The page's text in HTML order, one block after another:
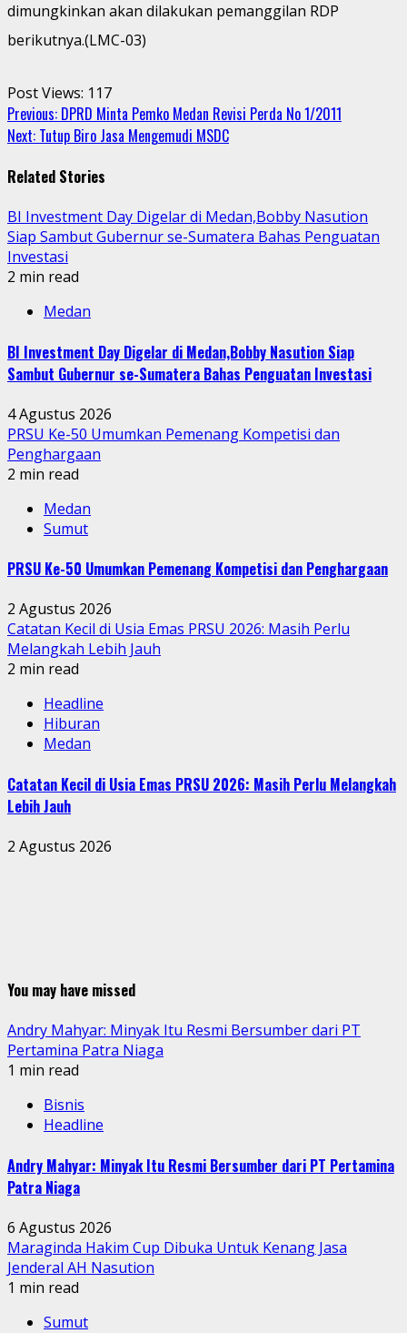
dimungkinkan akan dilakukan pemanggilan RDP
berikutnya.(LMC-03)
Post Views: 117
Continue
Reading
Previous: DPRD Minta Pemko Medan Revisi Perda No 1/2011
Next: Tutup Biro Jasa Mengemudi MSDC
Related Stories
BI Investment Day Digelar di Medan,Bobby Nasution
Siap Sambut Gubernur se-Sumatera Bahas Penguatan
Investasi
2 min read
Medan
BI Investment Day Digelar di Medan,Bobby Nasution Siap
Sambut Gubernur se-Sumatera Bahas Penguatan Investasi
4 Agustus 2026
PRSU Ke-50 Umumkan Pemenang Kompetisi dan
Penghargaan
2 min read
Medan
Sumut
PRSU Ke-50 Umumkan Pemenang Kompetisi dan Penghargaan
2 Agustus 2026
Catatan Kecil di Usia Emas PRSU 2026: Masih Perlu
Melangkah Lebih Jauh
2 min read
Headline
Hiburan
Medan
Catatan Kecil di Usia Emas PRSU 2026: Masih Perlu Melangkah
Lebih Jauh
2 Agustus 2026
You may have missed
Andry Mahyar: Minyak Itu Resmi Bersumber dari PT
Pertamina Patra Niaga
1 min read
Bisnis
Headline
Andry Mahyar: Minyak Itu Resmi Bersumber dari PT Pertamina
Patra Niaga
6 Agustus 2026
Maraginda Hakim Cup Dibuka Untuk Kenang Jasa
Jenderal AH Nasution
1 min read
Sumut